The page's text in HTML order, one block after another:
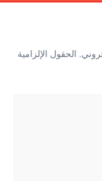
الحقول الإلزامية